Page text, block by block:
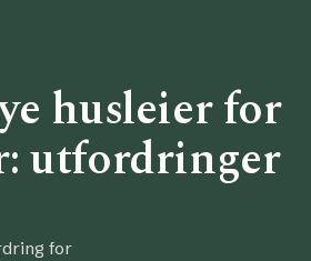
husleier for
utfordringer
for